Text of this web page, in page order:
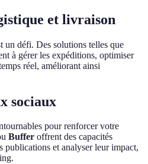
et livraison
un défi. Des solutions telles que
à gérer les expéditions, optimiser
réel, améliorant ainsi
sociaux
pour renforcer votre
Buffer offrent des capacités
publications et analyser leur impact,